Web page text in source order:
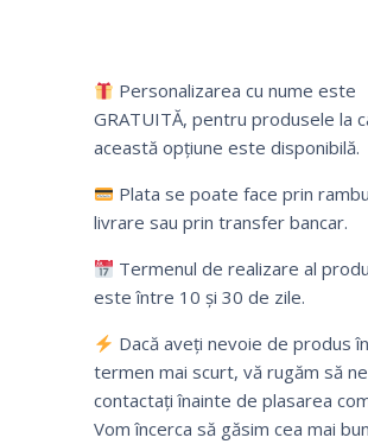
Personalizarea cu nume este
GRATUITĂ, pentru produsele la
această opțiune este disponibilă.
Plata se poate face prin
livrare sau prin transfer bancar.
Termenul de realizare al
este între 10 și 30 de zile.
Dacă aveți nevoie de produs
termen mai scurt, vă rugăm să ne
contactați înainte de plasarea
Vom încerca să găsim cea mai